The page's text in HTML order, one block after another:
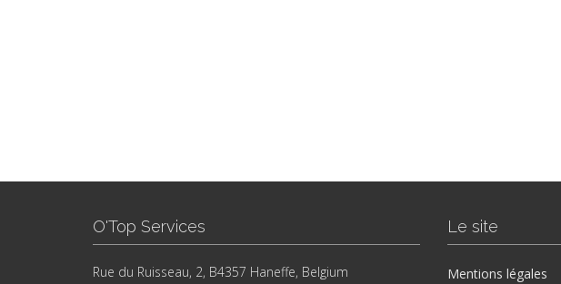
O'Top Services
Rue du Ruisseau, 2, B4357 Haneffe, Belgium
Le site
Mentions légales